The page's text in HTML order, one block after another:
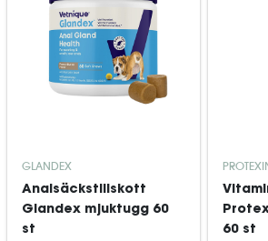
GLANDEX
Analsäckstillskott
Glandex mjuktugg 60
st
60 st